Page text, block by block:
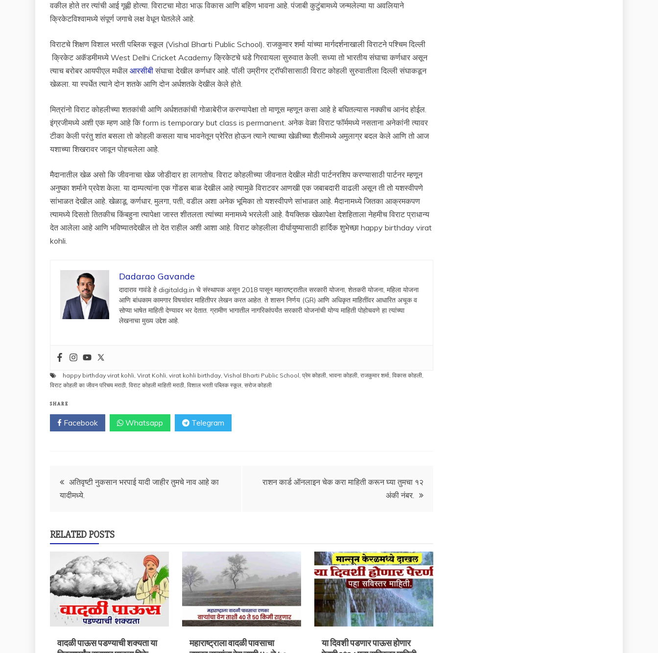
वकील होते तर त्यांची आई गृह्णी होत्या. विराटचा मोठा भाऊ विकास आणि बहिण भावना आहे. पंजाबी कुटुंबामध्ये जन्मलेल्या या अवलियाने
क्रिकेटविश्वामध्ये संपूर्ण जगाचे लक्ष वेधून घेतलेले आहे.
विराटचे शिक्षण विशाल भरती पब्लिक स्कूल (Vishal Bharti Public School). राजकुमार शर्मा यांच्या मार्गदर्शनाखाली विराटने पश्चिम दिल्ली
क्रिकेट अकॅडमीमध्ये West Delhi Cricket Academy क्रिकेटचे धडे गिरवायला सुरुवात केली. सध्या तो भारतीय संघाचा कर्णधार असून
त्याच बरोबर आयपीएल मधील आरसीबीसंघाचा देखील कर्णधार आहे. पॉली उम्रीगर ट्रॉफीसासाठी विराट कोहली सुरुवातीला दिल्ली संघाकडून
खेळला. या स्पर्धेत त्याने दोन शतके आणि दोन अर्धशतके देखील केले होते.
मित्रांनो विराट कोहलीच्या शतकांची आणि अर्धशतकांची गोळाबेरीज करण्यापेक्षा तो माणूस म्हणून कसा आहे हे बघितल्यास नक्कीच आनंद होईल.
इंग्रजीमध्ये अशी एक म्हण आहे कि form is temporary but class is permanent. अनेक वेळा विराट फॉर्ममध्ये नसताना अनेकांनी त्यावर
टीका केली परंतु शांत बसला तो कोहली कसला याच भावनेतून प्रेरित होऊन त्याने त्याच्या खेळीच्या शैलीमध्ये अमुलाग्र बदल केले आणि तो आज
यशाच्या शिखरावर जावून पोहचलेला आहे.
मैदानातील खेळ असो कि जीवनाचा खेळ जोडीदार हा लागतोच. विराट कोहलीच्या जीवनात देखील मोठी पार्टनरशिप करण्यासाठी पार्टनर म्हणून
अनुष्का शर्माने प्रवेश केला. या दाम्पत्यांना एक गोंडस बाळ देखील आहे त्यामुळे विराटवर आणखी एक जबाबदारी वाढली असून ती तो यशस्वीपणे
सांभाळत देखील आहे. खेळाडू, कर्णधार, मुलगा, पती, वडील अशा अनेक भूमिका तो यशस्वीपणे सांभाळत आहे. मैदानामध्ये जितका आक्रमकपण
त्यामध्ये दिसतो तितकीच किंबहुना त्यापेक्षा जास्त शीतलता त्यांच्या मनामध्ये भरलेली आहे. वैयक्तिक खेळापेक्षा देशहिताला नेहमीच विराट प्राधान्य
देत आलेला आहे आणि भविष्यातदेखील तो देत राहील अशी आशा आहे. विराट कोहलीला दीर्घायुष्यासाठी हार्दिक शुभेच्छा happy birthday virat
kohli.
Dadarao Gavande
दादाराव गावंडे हे digitaldg.in चे संस्थापक असून 2018 पासून महाराष्ट्रातील सरकारी योजना, शेतकरी योजना, महिला योजना
आणि बांधकाम कामगार विषयांवर माहितीपर लेखन करत आहेत. ते शासन निर्णय (GR) आणि अधिकृत माहितींवर आधारित अचूक व
सोप्या भाषेत माहिती देण्यावर भर देतात. ग्रामीण भागातील नागरिकांपर्यंत सरकारी योजनांची योग्य माहिती पोहोचवणे हा त्यांच्या
लेखनाचा मुख्य उद्देश आहे.
happy birthday virat kohli, Virat Kohli, virat kohli birthday, Vishal Bharti Public School, प्रेम कोहली, भावना कोहली, राजकुमार शर्मा, विकास कोहली,
विराट कोहली का जीवन परिचय मराठी, विराट कोहली माहिती मराठी, विशाल भरती पब्लिक स्कूल, सरोज कोहली
SHARE
Facebook Whatsapp Telegram
Post
navigation
अतिवृष्टी नुकसान भरपाई यादी जाहीर तुमचे नाव आहे का
यादीमध्ये.
राशन कार्ड ऑनलाइन चेक करा माहिती करून घ्या तुमचा १२
अंकी नंबर.
RELATED POSTS
वादळी पाऊस पडण्याची शक्यता या
महाराष्ट्राला वादळी पावसाचा
या दिवशी पडणार पाऊस होणार